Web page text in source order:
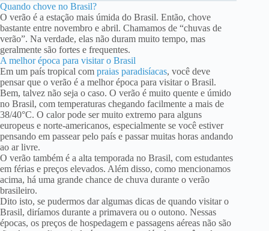
Quando chove no Brasil?
O verão é a estação mais úmida do Brasil. Então, chove
bastante entre novembro e abril. Chamamos de “chuvas de
verão”. Na verdade, elas não duram muito tempo, mas
geralmente são fortes e frequentes.
A melhor época para visitar o Brasil
Em um país tropical com praias paradisíacas, você deve
pensar que o verão é a melhor época para visitar o Brasil.
Bem, talvez não seja o caso. O verão é muito quente e úmido
no Brasil, com temperaturas chegando facilmente a mais de
38/40°C. O calor pode ser muito extremo para alguns
europeus e norte-americanos, especialmente se você estiver
pensando em passear pelo país e passar muitas horas andando
ao ar livre.
O verão também é a alta temporada no Brasil, com estudantes
em férias e preços elevados. Além disso, como mencionamos
acima, há uma grande chance de chuva durante o verão
brasileiro.
Dito isto, se pudermos dar algumas dicas de quando visitar o
Brasil, diríamos durante a primavera ou o outono. Nessas
épocas, os preços de hospedagem e passagens aéreas não são